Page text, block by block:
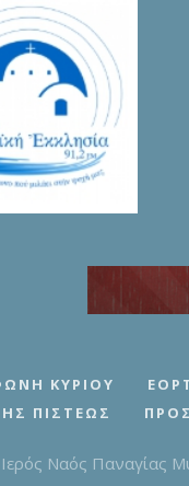
ΚΥΡΊΟΥ
ΠΊΣΤΕΩΣ
Ιερός Ναός Παναγίας